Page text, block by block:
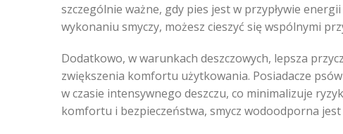
szczególnie ważne, gdy pies jest w przypływie
wykonaniu smyczy, możesz cieszyć się wspólnymi
Dodatkowo, w warunkach deszczowych, lepsza
zwiększenia komfortu użytkowania. Posiadacze
w czasie intensywnego deszczu, co minimalizuje
komfortu i bezpieczeństwa, smycz wodoodporna